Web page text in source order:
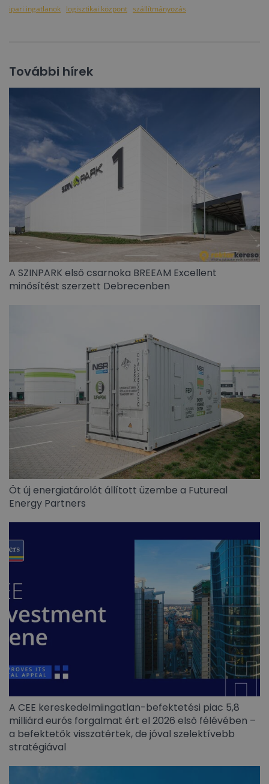
ipari ingatlanok logisztikai központ szállítmányozás
További hírek
A SZINPARK első csarnoka BREEAM Excellent
minősítést szerzett Debrecenben
Öt új energiatárolót állított üzembe a Futureal
Energy Partners
A CEE kereskedelmiingatlan-befektetési piac 5,8
milliárd eurós forgalmat ért el 2026 első félévében –
a befektetők visszatértek, de jóval szelektívebb
stratégiával